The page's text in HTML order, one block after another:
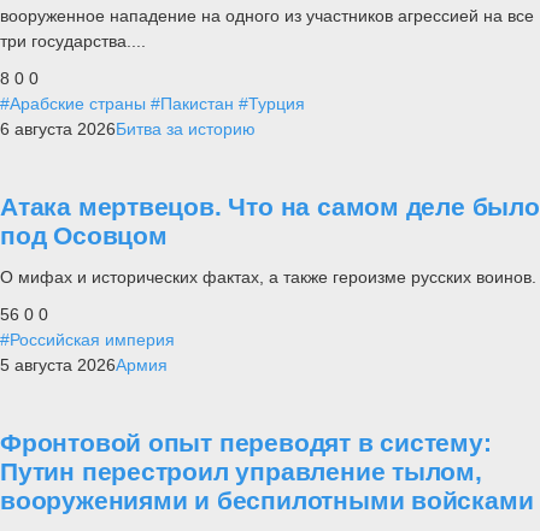
вооруженное нападение на одного из участников агрессией на все
три государства....
8 0 0
#Арабские страны #Пакистан #Турция
6 августа 2026Битва за историю
Атака мертвецов. Что на самом деле было
под Осовцом
О мифах и исторических фактах, а также героизме русских воинов.
56 0 0
#Российская империя
5 августа 2026Армия
Фронтовой опыт переводят в систему:
Путин перестроил управление тылом,
вооружениями и беспилотными войсками